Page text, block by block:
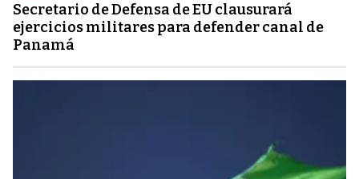
Secretario de Defensa de EU clausurará
ejercicios militares para defender canal de
Panamá